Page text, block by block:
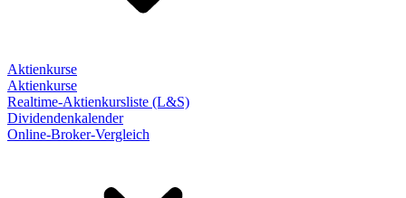
Aktienkurse
Aktienkurse
Realtime-Aktienkursliste (L&S)
Dividendenkalender
Online-Broker-Vergleich